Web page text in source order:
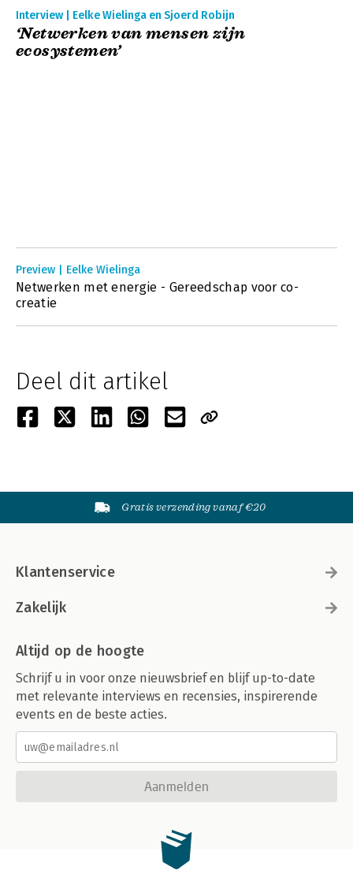
Interview | Eelke Wielinga en Sjoerd Robijn
‘Netwerken van mensen zijn
ecosystemen’
Preview | Eelke Wielinga
Netwerken met energie - Gereedschap voor co-
creatie
Deel dit artikel
Gratis verzending vanaf €20
Klantenservice
Zakelijk
Altijd op de hoogte
Schrijf u in voor onze nieuwsbrief en blijf up-to-date
met relevante interviews en recensies, inspirerende
events en de beste acties.
Aanmelden